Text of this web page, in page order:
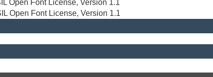
Open Font License, Version 1.1
Open Font License, Version 1.1